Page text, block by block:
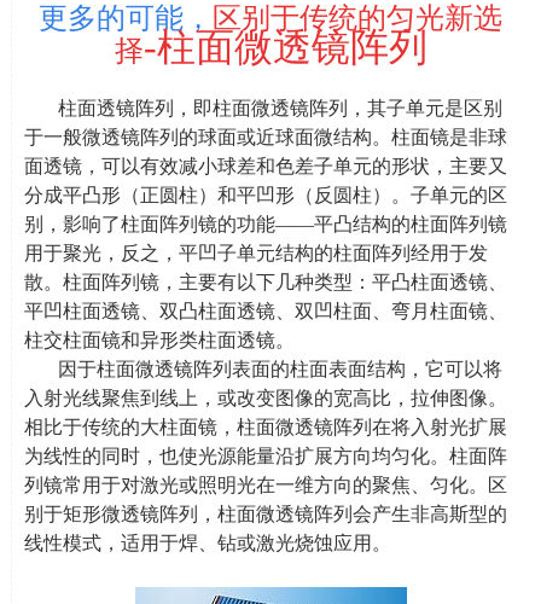
更多的可能， 区别于传统的匀光新选
择-柱面微透镜阵列
柱面透镜阵列，即柱面微透镜阵列，其子单元是区别
于一般微透镜阵列的球面或近球面微结构。柱面镜是非球
面透镜，可以有效减小球差和色差子单元的形状，主要又
分成平凸形（正圆柱）和平凹形（反圆柱）。子单元的区
别，影响了柱面阵列镜的功能——平凸结构的柱面阵列镜
用于聚光，反之，平凹子单元结构的柱面阵列经用于发
散。柱面阵列镜，主要有以下几种类型：平凸柱面透镜、
平凹柱面透镜、双凸柱面透镜、双凹柱面、弯月柱面镜、
柱交柱面镜和异形类柱面透镜。
因于柱面微透镜阵列表面的柱面表面结构，它可以将
入射光线聚焦到线上，或改变图像的宽高比，拉伸图像。
相比于传统的大柱面镜，柱面微透镜阵列在将入射光扩展
为线性的同时，也使光源能量沿扩展方向均匀化。柱面阵
列镜常用于对激光或照明光在一维方向的聚焦、匀化。区
别于矩形微透镜阵列，柱面微透镜阵列会产生非高斯型的
线性模式，适用于焊、钻或激光烧蚀应用。